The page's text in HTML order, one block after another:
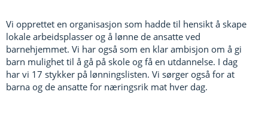
Vi opprettet en organisasjon som hadde til hensikt å skape
lokale arbeidsplasser og å lønne de ansatte ved
barnehjemmet. Vi har også som en klar ambisjon om å gi
barn mulighet til å gå på skole og få en utdannelse. I dag
har vi 17 stykker på lønningslisten. Vi sørger også for at
barna og de ansatte for næringsrik mat hver dag.